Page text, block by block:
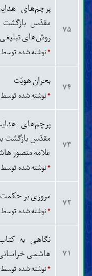
۷۵
پرچم‌های
روش‌های
*نوشته شده توسط
۷۴ بحران هویّت
*نوشته شده توسط
۷۳
پرچم‌های
علامه منصور
*نوشته شده توسط
۷۲ مروری بر
*نوشته شده توسط
۷۱
نگاهی به
هاشمی
*نوشته شده توسط